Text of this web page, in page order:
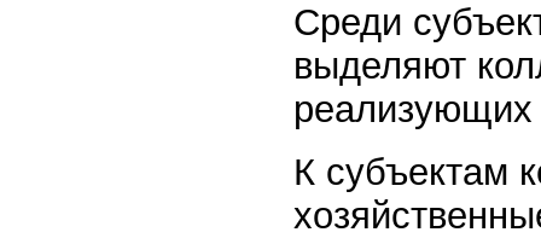
Среди
выделяют
реализующих
К субъектам